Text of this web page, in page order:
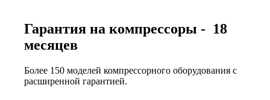
Гарантия на компрессоры - 18
месяцев
Более 150 моделей компрессорного оборудования с
расширенной гарантией.